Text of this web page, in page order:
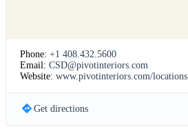
Phone: +1 408.432.5600
Email: CSD@pivotinteriors.com
Website: www.pivotinteriors.com/locations
Get directions